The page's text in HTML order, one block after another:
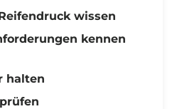
wissen
kennen
halten